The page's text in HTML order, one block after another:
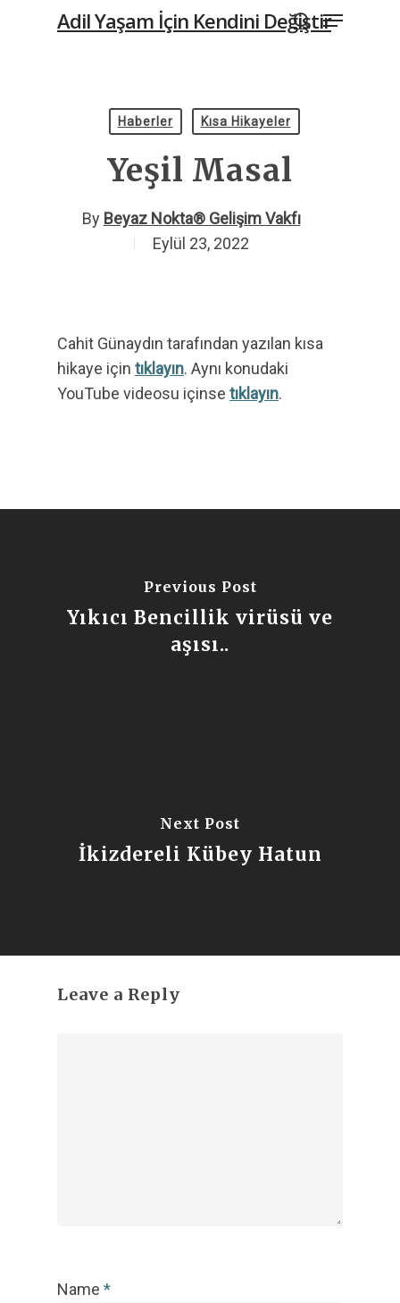
Adil Yaşam İçin Kendini DeğiştirMenu
Haberler Kısa Hikayeler
Yeşil Masal
By Beyaz Nokta® Gelişim Vakfı
Eylül 23, 2022
Cahit Günaydın tarafından yazılan kısa
hikaye için tıklayın. Aynı konudaki
YouTube videosu içinse tıklayın.
Previous Post
Yıkıcı Bencillik virüsü ve
aşısı..
Next Post
İkizdereli Kübey Hatun
Leave a Reply
Name *